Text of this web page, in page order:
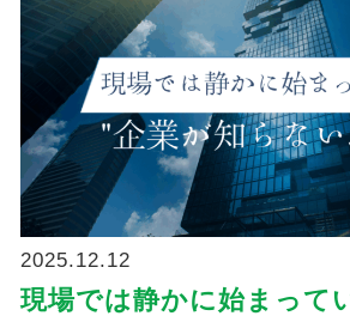
2025.12.12
現場では静かに始まって